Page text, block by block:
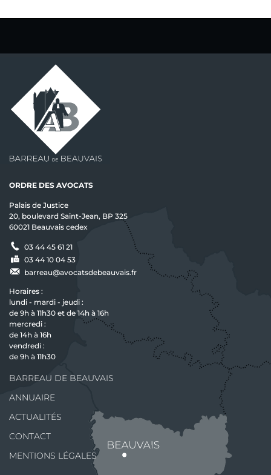
ORDRE DES AVOCATS
Palais de Justice
20, boulevard Saint-Jean, BP 325
60021 Beauvais cedex
03 44 45 61 21
03 44 10 04 53
barreau@avocatsdebeauvais.fr
Horaires :
lundi - mardi - jeudi :
de 9h à 11h30 et de 14h à 16h
mercredi :
de 14h à 16h
vendredi :
de 9h à 11h30
BARREAU DE BEAUVAIS
ANNUAIRE
ACTUALITÉS
CONTACT
MENTIONS LÉGALES